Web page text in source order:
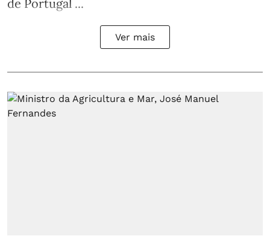
de Portugal ...
Ver mais